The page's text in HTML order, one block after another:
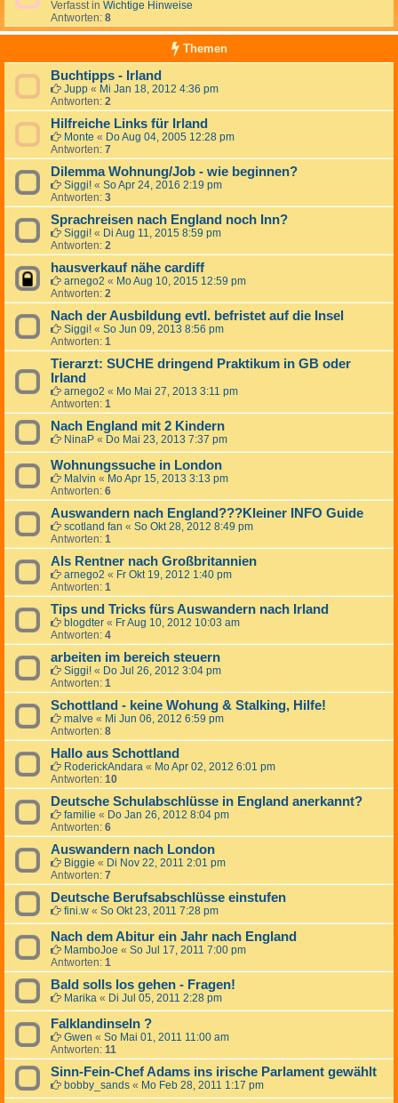
Verfasst in Wichtige Hinweise
Antworten: 8
Themen
Buchtipps - Irland
Jupp « Mi Jan 18, 2012 4:36 pm
Antworten: 2
Hilfreiche Links für Irland
Monte « Do Aug 04, 2005 12:28 pm
Antworten: 7
Dilemma Wohnung/Job - wie beginnen?
Siggi! « So Apr 24, 2016 2:19 pm
Antworten: 3
Sprachreisen nach England noch Inn?
Siggi! « Di Aug 11, 2015 8:59 pm
Antworten: 2
hausverkauf nähe cardiff
arnego2 « Mo Aug 10, 2015 12:59 pm
Antworten: 2
Nach der Ausbildung evtl. befristet auf die Insel
Siggi! « So Jun 09, 2013 8:56 pm
Antworten: 1
Tierarzt: SUCHE dringend Praktikum in GB oder
Irland
arnego2 « Mo Mai 27, 2013 3:11 pm
Antworten: 1
Nach England mit 2 Kindern
NinaP « Do Mai 23, 2013 7:37 pm
Wohnungssuche in London
Malvin « Mo Apr 15, 2013 3:13 pm
Antworten: 6
Auswandern nach England???Kleiner INFO Guide
scotland fan « So Okt 28, 2012 8:49 pm
Antworten: 1
Als Rentner nach Großbritannien
arnego2 « Fr Okt 19, 2012 1:40 pm
Antworten: 1
Tips und Tricks fürs Auswandern nach Irland
blogdter « Fr Aug 10, 2012 10:03 am
Antworten: 4
arbeiten im bereich steuern
Siggi! « Do Jul 26, 2012 3:04 pm
Antworten: 1
Schottland - keine Wohung & Stalking, Hilfe!
malve « Mi Jun 06, 2012 6:59 pm
Antworten: 8
Hallo aus Schottland
RoderickAndara « Mo Apr 02, 2012 6:01 pm
Antworten: 10
Deutsche Schulabschlüsse in England anerkannt?
familie « Do Jan 26, 2012 8:04 pm
Antworten: 6
Auswandern nach London
Biggie « Di Nov 22, 2011 2:01 pm
Antworten: 7
Deutsche Berufsabschlüsse einstufen
fini.w « So Okt 23, 2011 7:28 pm
Nach dem Abitur ein Jahr nach England
MamboJoe « So Jul 17, 2011 7:00 pm
Antworten: 1
Bald solls los gehen - Fragen!
Marika « Di Jul 05, 2011 2:28 pm
Falklandinseln ?
Gwen « So Mai 01, 2011 11:00 am
Antworten: 11
Sinn-Fein-Chef Adams ins irische Parlament gewählt
bobby_sands « Mo Feb 28, 2011 1:17 pm